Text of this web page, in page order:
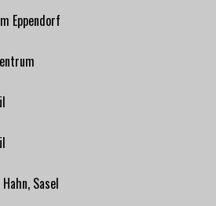
Eppendorf
Sasel